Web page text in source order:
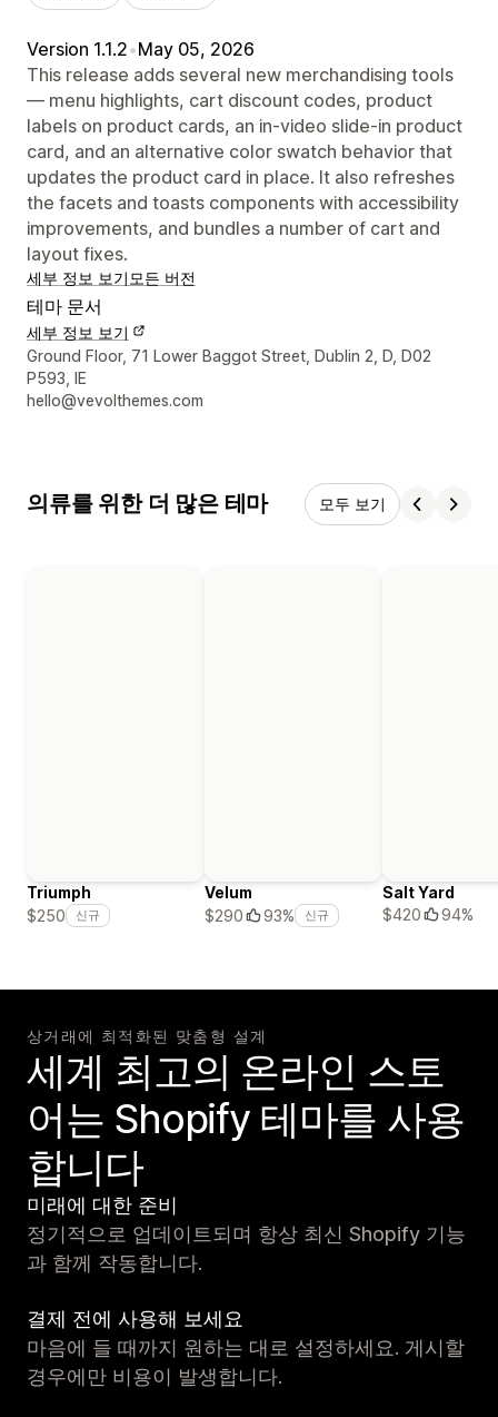
Version 1.1.2•May 05, 2026
This release adds several new merchandising tools
— menu highlights, cart discount codes, product
labels on product cards, an in-video slide-in product
card, and an alternative color swatch behavior that
updates the product card in place. It also refreshes
the facets and toasts components with accessibility
improvements, and bundles a number of cart and
layout fixes.
세부 정보 보기 모든 버전
테마 문서
세부 정보 보기
디자이너 연락처 세부 정보
Ground Floor, 71 Lower Baggot Street, Dublin 2, D, D02
P593, IE
hello@vevolthemes.com
의류를 위한 더 많은 테마 모두 보기
Triumph
$250
신규
Velum
$290
93% 신규
Salt Yard
$420
94%
상거래에 최적화된 맞춤형 설계
세계 최고의 온라인 스토
어는 Shopify 테마를 사용
합니다
미래에 대한 준비
정기적으로 업데이트되며 항상 최신 Shopify 기능
과 함께 작동합니다.
결제 전에 사용해 보세요
마음에 들 때까지 원하는 대로 설정하세요. 게시할
경우에만 비용이 발생합니다.